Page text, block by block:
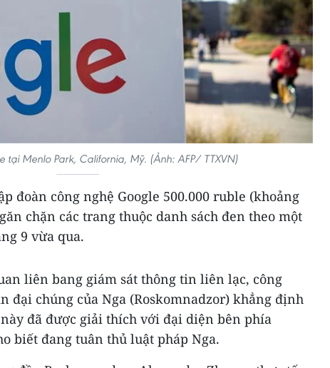
tại Menlo Park, California, Mỹ. (Ảnh: AFP/ TTXVN)
đoàn công nghệ Google 500.000 ruble (khoảng
chặn các trang thuộc danh sách đen theo một
9 vừa qua.
liên bang giám sát thông tin liên lạc, công
đại chúng của Nga (Roskomnadzor) khẳng định
đã được giải thích với đại diện bên phía
biết đang tuân thủ luật pháp Nga.